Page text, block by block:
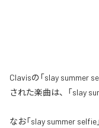
Clavisの「slay summer
された楽曲は、「slay
なお「slay summer selfie